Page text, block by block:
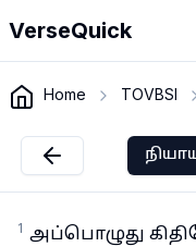
VerseQuick
Home TOVBSI
1 அப்பொழுது